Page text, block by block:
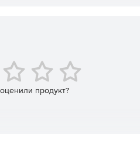
на панели WebForms для
продукт?